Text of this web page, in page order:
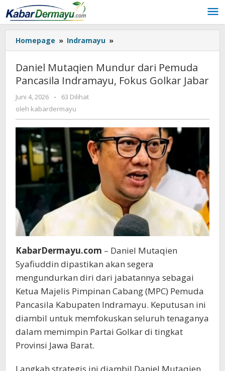
Lewati
ke
konten
Homepage » Indramayu »
Mutaqien
Mundur
dari
Pemuda
Jabar
Daniel Mutaqien Mundur dari Pemuda
Pancasila Indramayu, Fokus Golkar Jabar
Juni 4, 2026
oleh
kabardermayu
-
63 Dilihat
oleh kabardermayu
KabarDermayu.com – Daniel Mutaqien
Syafiuddin dipastikan akan segera
mengundurkan diri dari jabatannya sebagai
Ketua Majelis Pimpinan Cabang (MPC) Pemuda
Pancasila Kabupaten Indramayu. Keputusan ini
diambil untuk memfokuskan seluruh tenaganya
dalam memimpin Partai Golkar di tingkat
Provinsi Jawa Barat.